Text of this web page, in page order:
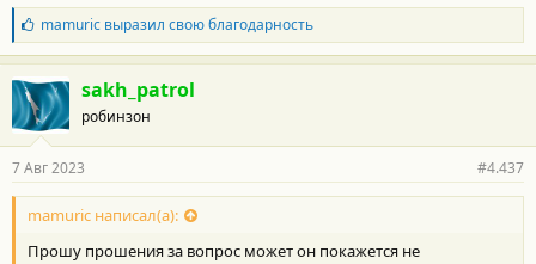
Б
л
а
г
о
д
а
н
о
с
и
mamuricвыразил свою благодарность
sakh_patrol
робинзон
7 Авг 2023 #4.437
mamuric написал(а):
Прошу прошения за вопрос может он покажется не